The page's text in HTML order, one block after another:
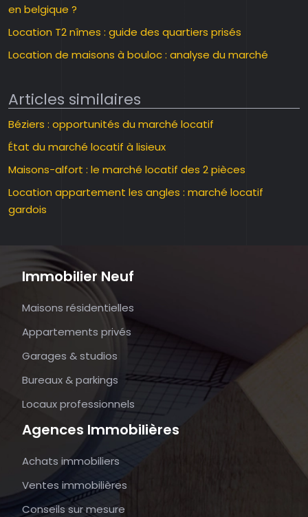
en belgique ?
Location T2 nîmes : guide des quartiers prisés
Location de maisons à bouloc : analyse du marché
Articles similaires
Béziers : opportunités du marché locatif
État du marché locatif à lisieux
Maisons-alfort : le marché locatif des 2 pièces
Location appartement les angles : marché locatif
gardois
Immobilier Neuf
Maisons résidentielles
Appartements privés
Garages & studios
Bureaux & parkings
Locaux professionnels
Agences Immobilières
Achats immobiliers
Ventes immobilières
Conseils sur mesure